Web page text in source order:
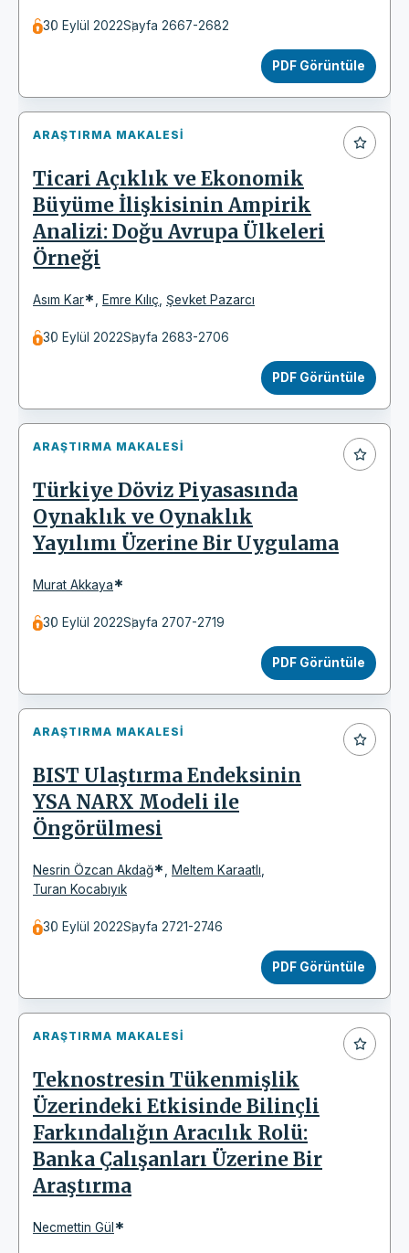
30 Eylül 2022Sayfa 2667-2682
PDF Görüntüle
ARAŞTIRMA MAKALESI
Ticari Açıklık ve Ekonomik
Büyüme İlişkisinin Ampirik
Analizi: Doğu Avrupa Ülkeleri
Örneği
Asım Kar* Emre Kılıç Şevket Pazarcı
30 Eylül 2022Sayfa 2683-2706
PDF Görüntüle
ARAŞTIRMA MAKALESI
Türkiye Döviz Piyasasında
Oynaklık ve Oynaklık
Yayılımı Üzerine Bir Uygulama
Murat Akkaya*
30 Eylül 2022Sayfa 2707-2719
PDF Görüntüle
ARAŞTIRMA MAKALESI
BIST Ulaştırma Endeksinin
YSA NARX Modeli ile
Öngörülmesi
Nesrin Özcan Akdağ* Meltem Karaatlı
Turan Kocabıyık
30 Eylül 2022Sayfa 2721-2746
PDF Görüntüle
ARAŞTIRMA MAKALESI
Teknostresin Tükenmişlik
Üzerindeki Etkisinde Bilinçli
Farkındalığın Aracılık Rolü:
Banka Çalışanları Üzerine Bir
Araştırma
Necmettin Gül *